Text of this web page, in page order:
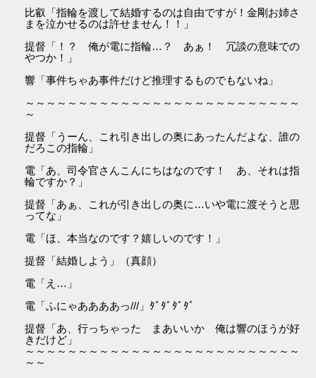
比叡「指輪を渡して結婚するのは自由ですが！金剛お姉さ
まを泣かせるのは許せません！！」
提督「！？ 俺が電に指輪…？ あぁ！ 冗談の意味での
やつか！」
響「事件ちゃあ事件だけど推理するものでもないね」
～～～～～～～～～～～～～～～～～～～～～～～～～～
～
提督「うーん、これ引き出しの奥にあったんだよな、誰の
だろこの指輪」
電「あ、司令官さんこんにちはなのです！ あ、それは指
輪ですか？」
提督「あぁ、これが引き出しの奥に…いや電に渡そうと思
ってな」
電「ほ、本当なのです？嬉しいのです！」
提督「結婚しよう」（真顔）
電「え…」
電「ふにゃああああっ///」ﾀﾞﾀﾞﾀﾞﾀﾞ
提督「あ、行っちゃった まあいいか 俺は響のほうが好
きだけど」
～～～～～～～～～～～～～～～～～～～～～～～～～～
～～